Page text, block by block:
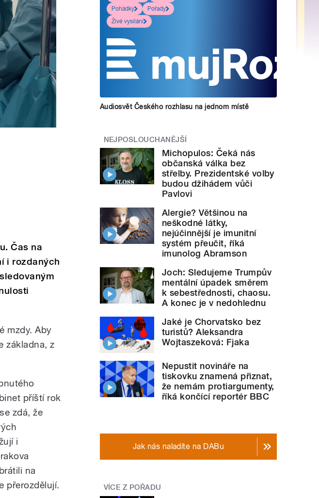
Čas na
i rozdaných
mzdy. Aby
základna, z
příští rok
zdá, že
i
na
přerozdělují.
Pohádky
Pořady
Živé vysílání
Audiosvět Českého rozhlasu na jednom místě
NEJPOSLOUCHANĚJŠÍ
Michopulos: Čeká nás
občanská válka bez
střelby. Prezidentské volby
budou džihádem vůči
Pavlovi
Alergie? Většinou na
neškodné látky,
nejúčinnější je imunitní
systém přeučit, říká
imunolog Abramson
Joch: Sledujeme Trumpův
mentální úpadek směrem
k sebestřednosti, chaosu.
A konec je v nedohlednu
Jaké je Chorvatsko bez
turistů? Aleksandra
Wojtaszeková: Fjaka
Nepustit novináře na
tiskovku znamená přiznat,
že nemám protiargumenty,
říká končící reportér BBC
Jak nás naladíte na DABu
VÍCE Z POŘADU